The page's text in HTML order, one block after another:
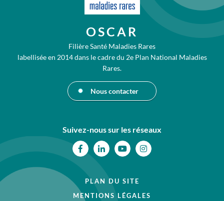
OSCAR
Filière Santé Maladies Rares
labellisée en 2014 dans le cadre du 2e Plan National Maladies
Rares.
Nous contacter
Suivez-nous sur les réseaux
FacebookLinkedin
PLAN DU SITE
MENTIONS LÉGALES